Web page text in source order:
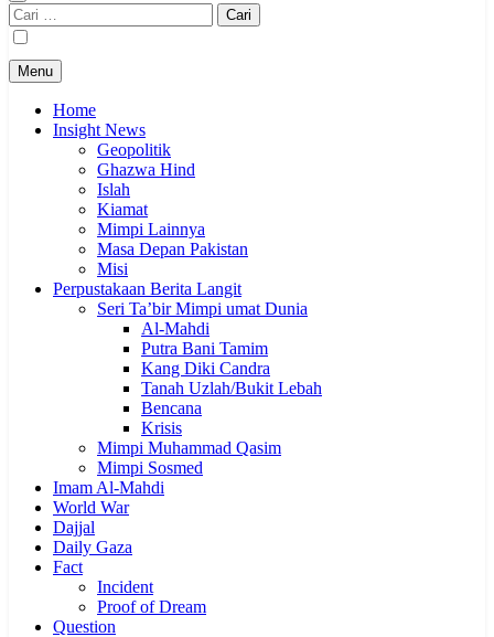
Cari
untuk:
Menu
Home
Insight News
Geopolitik
Ghazwa Hind
Islah
Kiamat
Mimpi Lainnya
Masa Depan Pakistan
Misi
Perpustakaan Berita Langit
Seri Ta’bir Mimpi umat Dunia
Al-Mahdi
Putra Bani Tamim
Kang Diki Candra
Tanah Uzlah/Bukit Lebah
Bencana
Krisis
Mimpi Muhammad Qasim
Mimpi Sosmed
Imam Al-Mahdi
World War
Dajjal
Daily Gaza
Fact
Incident
Proof of Dream
Question